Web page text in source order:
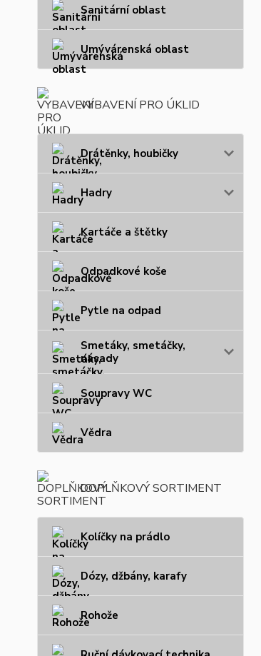
Sanitární oblast
Umývárenská oblast
VYBAVENÍ PRO ÚKLID
Drátěnky, houbičky
Hadry
Kartáče a štětky
Odpadkové koše
Pytle na odpad
Smetáky, smetáčky,
násady
Soupravy WC
Vědra
DOPLŇKOVÝ SORTIMENT
Kolíčky na prádlo
Dózy, džbány, karafy
Rohože